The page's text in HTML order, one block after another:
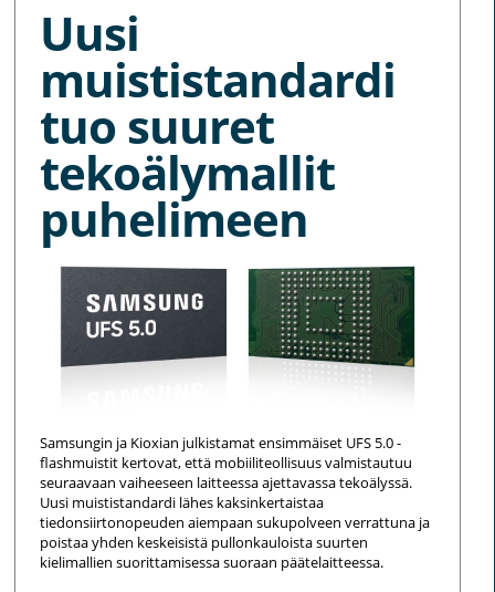
Uusi
muististandardi
tuo suuret
tekoälymallit
puhelimeen
Samsungin ja Kioxian julkistamat ensimmäiset UFS 5.0 -
flashmuistit kertovat, että mobiiliteollisuus valmistautuu
seuraavaan vaiheeseen laitteessa ajettavassa tekoälyssä.
Uusi muististandardi lähes kaksinkertaistaa
tiedonsiirtonopeuden aiempaan sukupolveen verrattuna ja
poistaa yhden keskeisistä pullonkauloista suurten
kielimallien suorittamisessa suoraan päätelaitteessa.